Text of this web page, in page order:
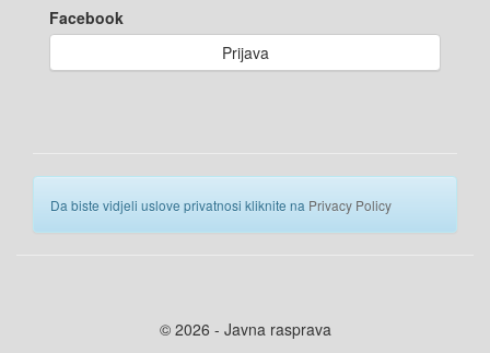
Facebook
Prijava
Da biste vidjeli uslove privatnosi kliknite na Privacy Policy
© 2026 - Javna rasprava